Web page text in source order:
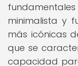
minimalista y
más icónicas
que se
capacidad